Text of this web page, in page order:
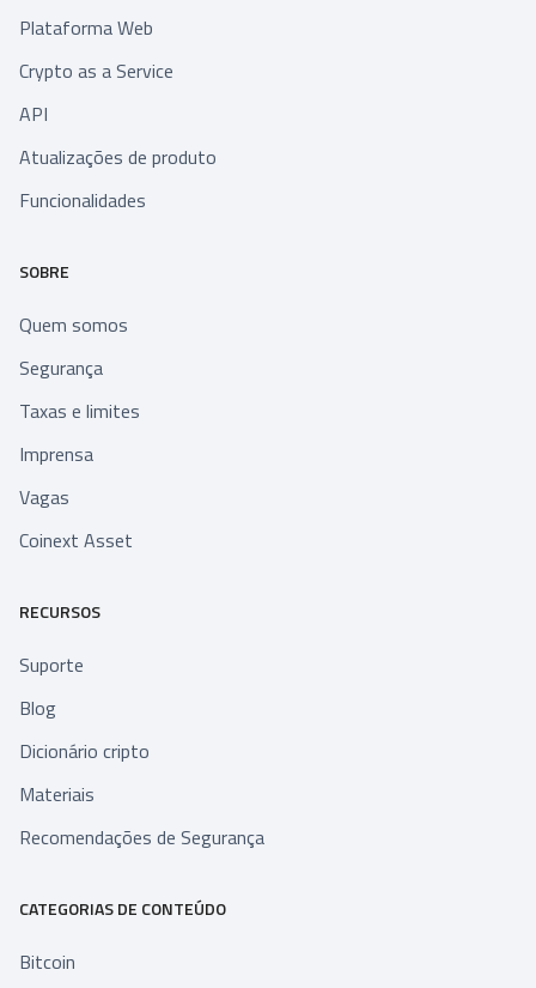
Plataforma Web
Crypto as a Service
API
Atualizações de produto
Funcionalidades
SOBRE
Quem somos
Segurança
Taxas e limites
Imprensa
Vagas
Coinext Asset
RECURSOS
Suporte
Blog
Dicionário cripto
Materiais
Recomendações de Segurança
CATEGORIAS DE CONTEÚDO
Bitcoin